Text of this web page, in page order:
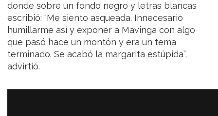
donde sobre un fondo negro y letras blancas
escribió: “Me siento asqueada. Innecesario
humillarme así y exponer a Mavinga con algo
que pasó hace un montón y era un tema
terminado. Se acabó la margarita estúpida”,
advirtió.